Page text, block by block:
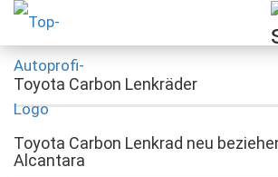
Toyota Carbon Lenkräder
Toyota Carbon Lenkrad neu
Alcantara